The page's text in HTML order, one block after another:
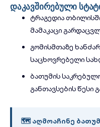
დაკავშირებული
ტრაგედია
მამაკაცი
გომისმთაზე
საცხოვრებელი
ბათუმის
განთავსების წესი
🗺 აღმოაჩინე